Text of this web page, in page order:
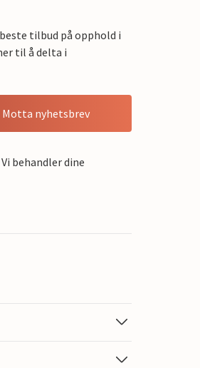
tilbud på opphold i
til å delta i
Motta nyhetsbrev
behandler dine